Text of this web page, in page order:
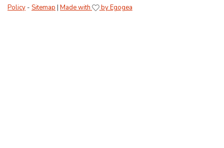
Policy - Sitemap | Made with by Egogea